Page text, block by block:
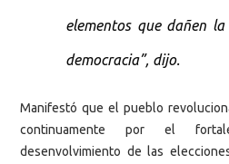
elementos que dañen
democracia”, dijo.
Manifestó que el pueblo
continuamente por el
desenvolvimiento de las